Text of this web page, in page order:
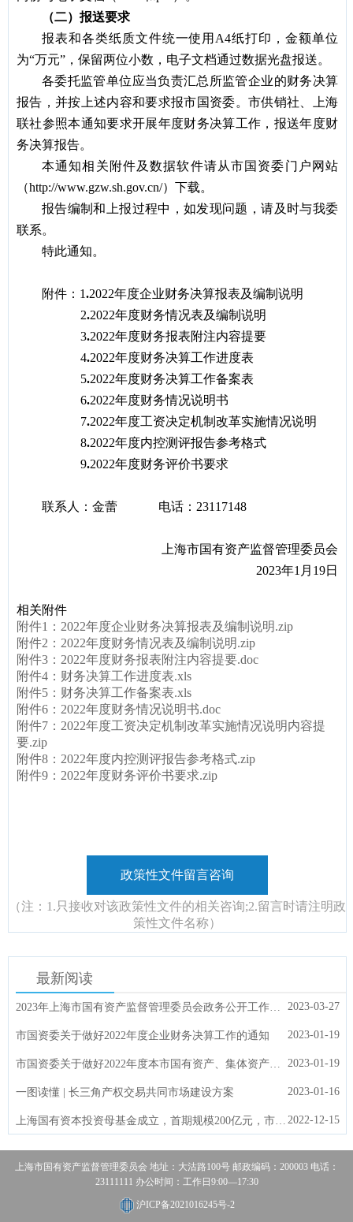
（二）报送要求
报表和各类纸质文件统一使用A4纸打印，金额单位
为“万元” ，保留两位小数，电子文档通过数据光盘报送。
各委托监管单位应当负责汇总所监管企业的财务决算
报告，并按上述内容和要求报市国资委。市供销社、上海
联社参照本通知要求开展年度财务决算工作，报送年度财
务决算报告。
本通知相关附件及数据软件请从市国资委门户网站
（http://www.gzw.sh.gov.cn/）下载。
报告编制和上报过程中，如发现问题，请及时与我委
联系。
特此通知。
附件：1.2022年度企业财务决算报表及编制说明
2.2022年度财务情况表及编制说明
3.2022年度财务报表附注内容提要
4.2022年度财务决算工作进度表
5.2022年度财务决算工作备案表
6.2022年度财务情况说明书
7.2022年度工资决定机制改革实施情况说明
8.2022年度内控测评报告参考格式
9.2022年度财务评价书要求
联系人：金蕾 电话：23117148
上海市国有资产监督管理委员会
2023年1月19日
相关附件
附件1：2022年度企业财务决算报表及编制说明.zip
附件2：2022年度财务情况表及编制说明.zip
附件3：2022年度财务报表附注内容提要.doc
附件4：财务决算工作进度表.xls
附件5：财务决算工作备案表.xls
附件6：2022年度财务情况说明书.doc
附件7：2022年度工资决定机制改革实施情况说明内容提
要.zip
附件8：2022年度内控测评报告参考格式.zip
附件9：2022年度财务评价书要求.zip
政策性文件留言咨询
（注：1.只接收对该政策性文件的相关咨询;2.留言时请注明政
策性文件名称）
最新阅读
2023-03-27
2023年上海市国有资产监督管理委员会政务公开工作要点
2023-01-19
市国资委关于做好2022年度企业财务决算工作的通知
2023-01-19
市国资委关于做好2022年度本市国有资产、集体资产统计及报告编制工作的通知
2023-01-16
一图读懂 | 长三角产权交易共同市场建设方案
2022-12-15
上海国有资本投资母基金成立，首期规模200亿元，市委副书记、市长龚正揭牌
上海市国有资产监督管理委员会 地址：大沽路100号 邮政编码：200003 电话：
23111111 办公时间：工作日9:00—17:30
沪ICP备2021016245号-2